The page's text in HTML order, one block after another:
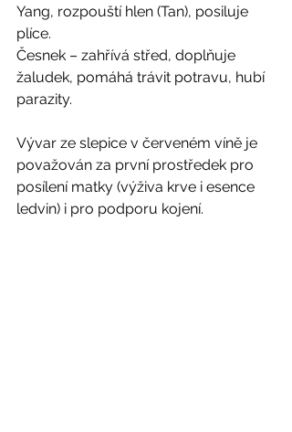
Yang, rozpouští hlen (Tan), posiluje
plíce.
Česnek – zahřívá střed, doplňuje
žaludek, pomáhá trávit potravu, hubí
parazity.
Vývar ze slepice v červeném víně je
považován za první prostředek pro
posílení matky (výživa krve i esence
ledvin) i pro podporu kojení.